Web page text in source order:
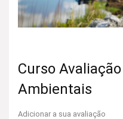
Curso
Ambientais
Adicionar a sua avaliação